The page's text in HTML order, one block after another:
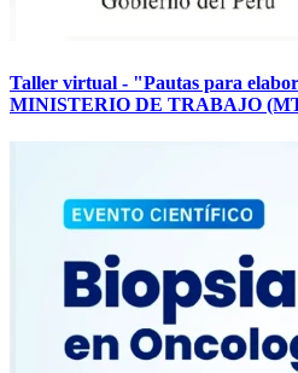
Taller virtual - "Pautas para
MINISTERIO DE TRABAJO